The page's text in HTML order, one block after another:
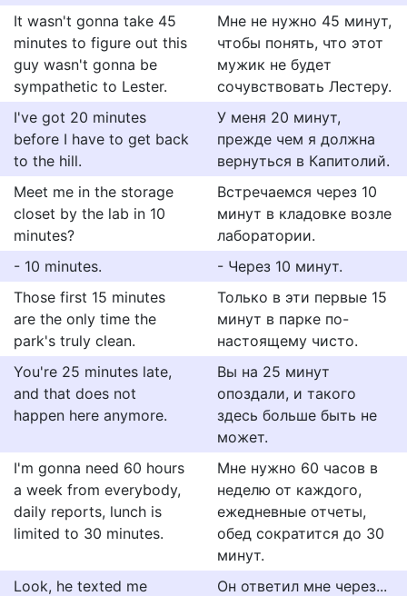
It wasn't gonna take 45
minutes to figure out this
guy wasn't gonna be
sympathetic to Lester.
Мне не нужно 45 минут,
чтобы понять, что этот
мужик не будет
сочувствовать Лестеру.
I've got 20 minutes
before I have to get back
to the hill.
У меня 20 минут,
прежде чем я должна
вернуться в Капитолий.
Meet me in the storage
closet by the lab in 10
minutes?
Встречаемся через 10
минут в кладовке возле
лаборатории.
- 10 minutes.
- Через 10 минут.
Those first 15 minutes
are the only time the
park's truly clean.
Только в эти первые 15
минут в парке по-
настоящему чисто.
You're 25 minutes late,
and that does not
happen here anymore.
Вы на 25 минут
опоздали, и такого
здесь больше быть не
может.
I'm gonna need 60 hours
a week from everybody,
daily reports, lunch is
limited to 30 minutes.
Мне нужно 60 часов в
неделю от каждого,
ежедневные отчеты,
обед сократится до 30
минут.
Look, he texted me
Он ответил мне через...